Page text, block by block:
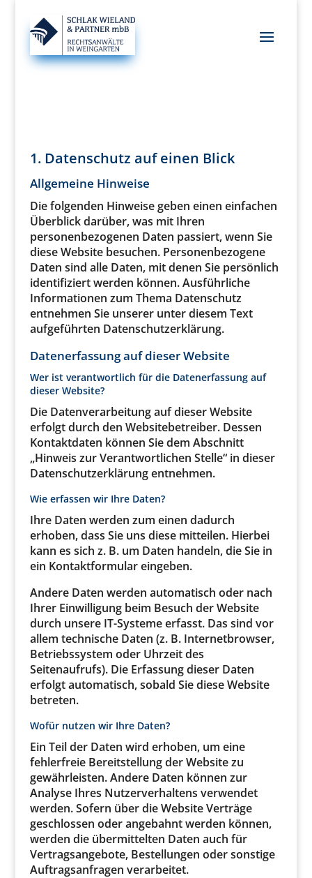
1. Datenschutz auf einen Blick
Allgemeine Hinweise
Die folgenden Hinweise geben einen einfachen
Überblick darüber, was mit Ihren
personenbezogenen Daten passiert, wenn Sie
diese Website besuchen. Personenbezogene
Daten sind alle Daten, mit denen Sie persönlich
identifiziert werden können. Ausführliche
Informationen zum Thema Datenschutz
entnehmen Sie unserer unter diesem Text
aufgeführten Datenschutzerklärung.
Datenerfassung auf dieser Website
Wer ist verantwortlich für die Datenerfassung auf
dieser Website?
Die Datenverarbeitung auf dieser Website
erfolgt durch den Websitebetreiber. Dessen
Kontaktdaten können Sie dem Abschnitt
„Hinweis zur Verantwortlichen Stelle“ in dieser
Datenschutzerklärung entnehmen.
Wie erfassen wir Ihre Daten?
Ihre Daten werden zum einen dadurch
erhoben, dass Sie uns diese mitteilen. Hierbei
kann es sich z. B. um Daten handeln, die Sie in
ein Kontaktformular eingeben.
Andere Daten werden automatisch oder nach
Ihrer Einwilligung beim Besuch der Website
durch unsere IT-Systeme erfasst. Das sind vor
allem technische Daten (z. B. Internetbrowser,
Betriebssystem oder Uhrzeit des
Seitenaufrufs). Die Erfassung dieser Daten
erfolgt automatisch, sobald Sie diese Website
betreten.
Wofür nutzen wir Ihre Daten?
Ein Teil der Daten wird erhoben, um eine
fehlerfreie Bereitstellung der Website zu
gewährleisten. Andere Daten können zur
Analyse Ihres Nutzerverhaltens verwendet
werden. Sofern über die Website Verträge
geschlossen oder angebahnt werden können,
werden die übermittelten Daten auch für
Vertragsangebote, Bestellungen oder sonstige
Auftragsanfragen verarbeitet.